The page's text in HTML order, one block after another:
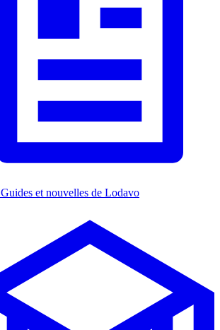
Guides et nouvelles de Lodavo